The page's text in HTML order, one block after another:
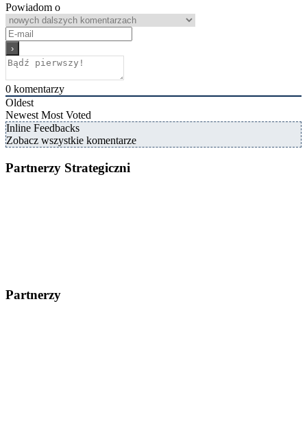
Powiadom o
0 komentarzy
Oldest
Newest Most Voted
Inline Feedbacks
Zobacz wszystkie komentarze
Partnerzy Strategiczni
Partnerzy